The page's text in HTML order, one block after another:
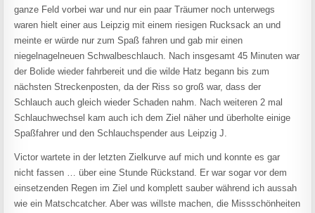
ganze Feld vorbei war und nur ein paar Träumer noch unterwegs
waren hielt einer aus Leipzig mit einem riesigen Rucksack an und
meinte er würde nur zum Spaß fahren und gab mir einen
niegelnagelneuen Schwalbeschlauch. Nach insgesamt 45 Minuten war
der Bolide wieder fahrbereit und die wilde Hatz begann bis zum
nächsten Streckenposten, da der Riss so groß war, dass der
Schlauch auch gleich wieder Schaden nahm. Nach weiteren 2 mal
Schlauchwechsel kam auch ich dem Ziel näher und überholte einige
Spaßfahrer und den Schlauchspender aus Leipzig J.
Victor wartete in der letzten Zielkurve auf mich und konnte es gar
nicht fassen … über eine Stunde Rückstand. Er war sogar vor dem
einsetzenden Regen im Ziel und komplett sauber während ich aussah
wie ein Matschcatcher. Aber was willste machen, die Missschönheiten